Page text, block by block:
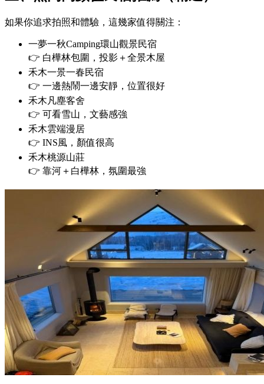
如果你追求拍照和體驗，這幾家值得關注：
一夢一秋Camping環山觀景民宿
👉 白樺林包圍，投影＋全景木屋
禾木一景一春民宿
👉 一邊熱鬧一邊安靜，位置很好
禾木凡塵客舍
👉 可看雪山，文藝感強
禾木雲端漫居
👉 INS風，顏值很高
禾木桃源山莊
👉 靠河＋白樺林，氛圍最強